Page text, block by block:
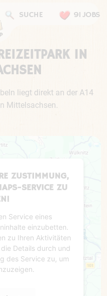
SUCHE 91 JOBS
IN
liegt direkt an der A14
Mittelsachsen.
ZUSTIMMUNG,
SERVICE ZU
Service eines
einzubetten.
zu Ihren Aktivitäten
Details durch und
des Service zu, um